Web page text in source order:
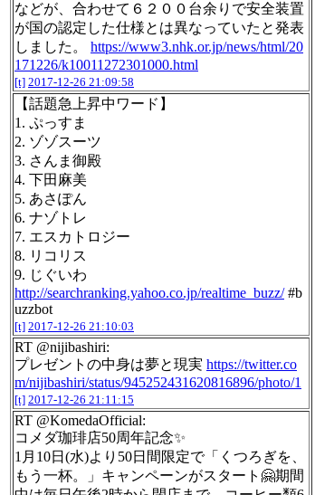
などが、合わせて６２００台余りで安全装置
が国の認定した仕様とは異なっていたと発表
しました。 https://www3.nhk.or.jp/news/html/20
171226/k10011272301000.html
[t] 2017-12-26 21:09:58
【話題急上昇中ワード】
1. ぷっすま
2. ゾゾスーツ
3. さんま御殿
4. 下田麻美
5. あさぽん
6. ナゾトレ
7. エスカトロジー
8. リコリス
9. じぐいわ
http://searchranking.yahoo.co.jp/realtime_buzz/#b
uzzbot
[t] 2017-12-26 21:10:03
RT @nijibashiri:
プレゼントの中身は夢と現実 https://twitter.co
m/nijibashiri/status/945252431620816896/photo/1
[t] 2017-12-26 21:11:15
RT @KomedaOfficial:
コメダ珈琲店50周年記念✨
1月10日(水)より50日間限定で「くつろぎを、
もう一杯。」キャンペーンがスタート🤗期間